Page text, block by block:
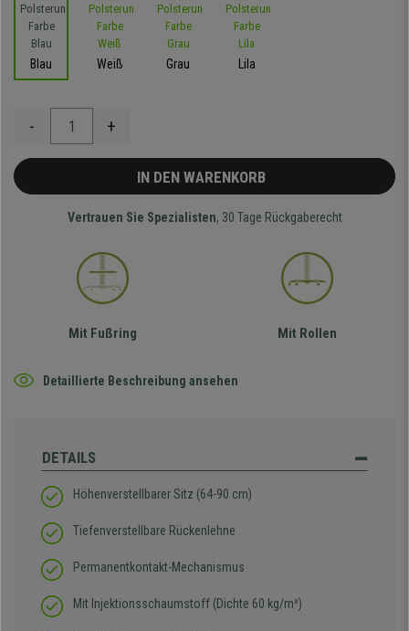
Blau Weiß Grau Lila
- +
IN DEN WARENKORB
Vertrauen Sie Spezialisten, 30 Tage Rückgaberecht
Mit Fußring Mit Rollen
Detaillierte Beschreibung ansehen
DETAILS
Höhenverstellbarer Sitz (64-90 cm)
Tiefenverstellbare Rückenlehne
Permanentkontakt-Mechanismus
Mit Injektionsschaumstoff (Dichte 60 kg/m³)